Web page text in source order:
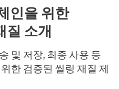
인을 위한
소개
및 저장, 최종 사용 등
한 검증된 씰링 재질 제